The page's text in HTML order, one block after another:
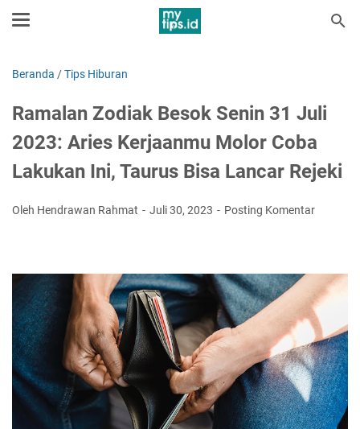
Beranda /Tips Hiburan
Ramalan Zodiak Besok Senin 31 Juli
2023: Aries Kerjaanmu Molor Coba
Lakukan Ini, Taurus Bisa Lancar Rejeki
Oleh Hendrawan Rahmat Juli 30, 2023 Posting Komentar